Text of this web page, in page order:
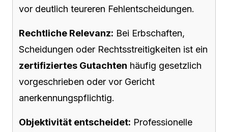
vor deutlich teureren Fehlentscheidungen.
Rechtliche Relevanz: Bei Erbschaften,
Scheidungen oder Rechtsstreitigkeiten ist ein
zertifiziertes Gutachten häufig gesetzlich
vorgeschrieben oder vor Gericht
anerkennungspflichtig.
Objektivität entscheidet: Professionelle